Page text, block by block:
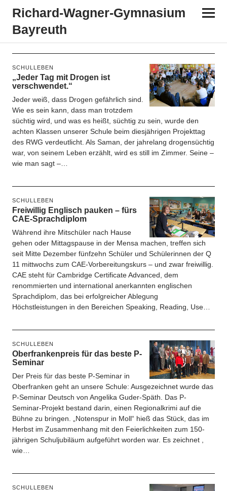
Richard-​​Wagner-​​Gymnasium
Bayreuth
Autor:kh
SCHULLEBEN
„Jeder Tag mit Drogen ist
verschwendet.“
Jeder weiß, dass Drogen gefährlich sind.
Wie es sein kann, dass man trotzdem
süchtig wird, und was es heißt, süchtig zu sein, wurde den
achten Klassen unserer Schule beim diesjährigen Projekttag
des RWG verdeutlicht. Als Saman, der jahrelang drogensüchtig
war, von seinem Leben erzählt, wird es still im Zimmer. Seine –
wie man sagt –…
SCHULLEBEN
Freiwillig Englisch pauken – fürs
CAE-Sprachdiplom
Während ihre Mitschüler nach Hause
gehen oder Mittagspause in der Mensa machen, treffen sich
seit Mitte Dezember fünfzehn Schüler und Schülerinnen der Q
11 mittwochs zum CAE-Vorbereitungskurs – und zwar freiwillig.
CAE steht für Cambridge Certificate Advanced, dem
renommierten und international anerkannten englischen
Sprachdiplom, das bei erfolgreicher Ablegung
Höchstleistungen in den Bereichen Speaking, Reading, Use…
SCHULLEBEN
Oberfrankenpreis für das beste P-
Seminar
Der Preis für das beste P-Seminar in
Oberfranken geht an unsere Schule: Ausgezeichnet wurde das
P-Seminar Deutsch von Angelika Guder-Späth. Das P-
Seminar-Projekt bestand darin, einen Regionalkrimi auf die
Bühne zu bringen. „Notenspur in Moll“ hieß das Stück, das im
Herbst im Zusammenhang mit den Feierlichkeiten zum 150-
jährigen Schuljubiläum aufgeführt worden war. Es zeichnet ,
wie…
SCHULLEBEN